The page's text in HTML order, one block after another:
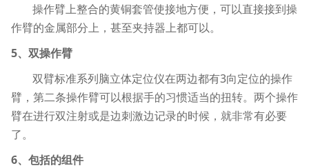
操作臂上整合的黄铜套管使接地方便，可以直接接到操
作臂的金属部分上，甚至夹持器上都可以。
5、双操作臂
双臂标准系列脑立体定位仪在两边都有3向定位的操作
臂，第二条操作臂可以根据手的习惯适当的扭转。两个操作
臂在进行双注射或是边刺激边记录的时候，就非常有必要
了。
6、包括的组件